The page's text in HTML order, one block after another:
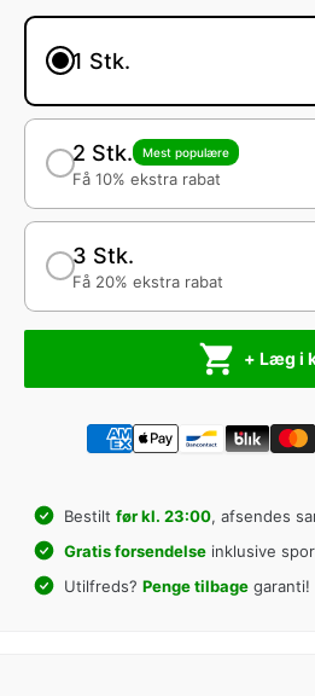
1 Stk.
2 Stk. Mest populære
Få 10% ekstra rabat
3 Stk.
Få 20% ekstra rabat
+ Læg i
Bestilt før kl. 23:00, afsendes
Gratis forsendelseinklusive
Utilfreds? Penge tilbagegaranti!